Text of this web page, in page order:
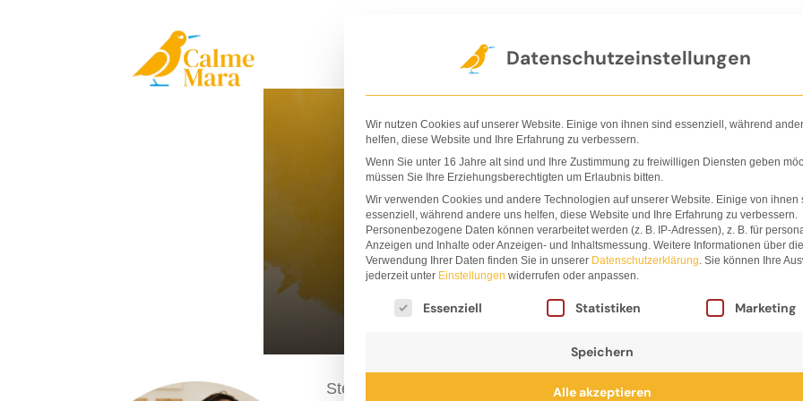
Stephan
Stephan Lomp, geboren 1973 in Düsseldorf, studierte Visuelle
Datenschutzeinstellungen
Wir nutzen Cookies auf unserer Website. Einige von ihnen sind essenziell, während
helfen, diese Website und Ihre Erfahrung zu verbessern.
Wenn Sie unter 16 Jahre alt sind und Ihre Zustimmung zu freiwilligen Diensten geben
müssen Sie Ihre Erziehungsberechtigten um Erlaubnis bitten.
Wir verwenden Cookies und andere Technologien auf unserer Website. Einige von ihnen
essenziell, während andere uns helfen, diese Website und Ihre Erfahrung zu verbessern.
Personenbezogene Daten können verarbeitet werden (z. B. IP-Adressen), z. B. für
Anzeigen und Inhalte oder Anzeigen- und Inhaltsmessung. Weitere Informationen über die
Verwendung Ihrer Daten finden Sie in unserer Datenschutzerklärung. Sie können Ihre
jederzeit unter Einstellungen widerrufen oder anpassen.
Es folgt eine Liste der Service-Gruppen, für die eine
Essenziell Statistiken Marketing
Speichern
Alle akzeptieren